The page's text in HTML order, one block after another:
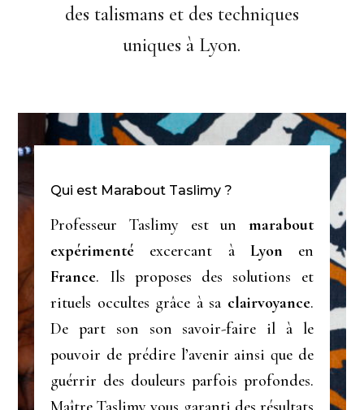
des talismans et des techniques
uniques à Lyon.
Qui est Marabout Taslimy ?
Professeur Taslimy est un marabout
expérimenté excercant à Lyon en
France. Ils proposes des solutions et
rituels occultes grâce à sa clairvoyance.
De part son son savoir-faire il à le
pouvoir de prédire l’avenir ainsi que de
guérrir des douleurs parfois profondes.